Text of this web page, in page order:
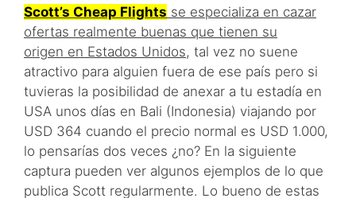
Scott’s Cheap Flights se especializa en cazar
ofertas realmente buenas que tienen su
origen en Estados Unidos, tal vez no suene
atractivo para alguien fuera de ese país pero si
tuvieras la posibilidad de anexar a tu estadía en
USA unos días en Bali (Indonesia) viajando por
USD 364 cuando el precio normal es USD 1.000,
lo pensarías dos veces ¿no? En la siguiente
captura pueden ver algunos ejemplos de lo que
publica Scott regularmente. Lo bueno de estas